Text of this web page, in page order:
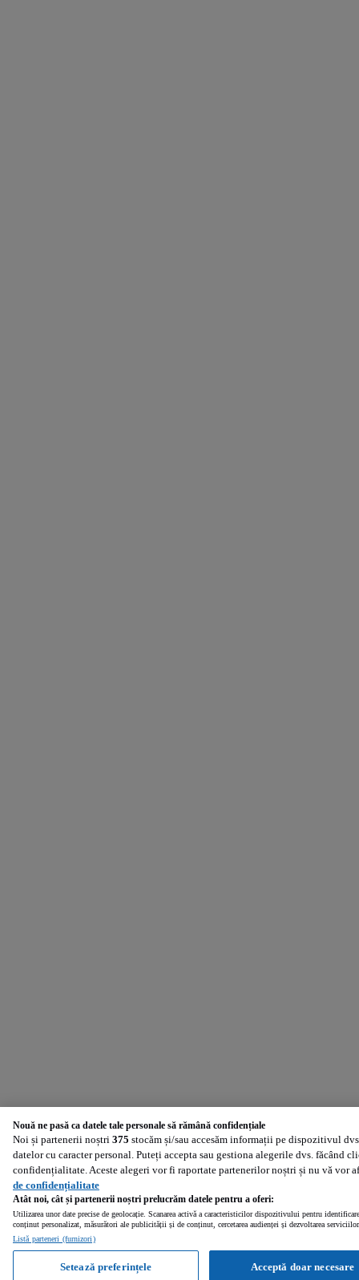
Nouă ne pasă ca datele tale personale să rămână confidențiale
Noi și partenerii noștri 375 stocăm și/sau accesăm informații pe dispozitivul
datelor cu caracter personal. Puteți accepta sau gestiona alegerile dvs. făcând
confidențialitate. Aceste alegeri vor fi raportate partenerilor noștri și nu vă vor
de confidențialitate
Atât noi, cât și partenerii noștri prelucrăm datele pentru a oferi:
Utilizarea unor date precise de geolocație. Scanarea activă a caracteristicilor dispozitivului pentru
conținut personalizat, măsurători ale publicității și de conținut, cercetarea audienței și dezvoltarea
Listă parteneri (furnizori)
Acceptă doar necesare
Setează preferințele